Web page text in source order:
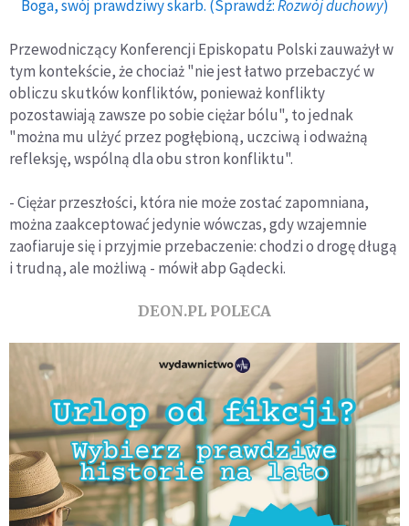
Boga, swój prawdziwy skarb. (Sprawdź:Rozwój duchowy)
Przewodniczący Konferencji Episkopatu Polski zauważył w
tym kontekście, że chociaż "nie jest łatwo przebaczyć w
obliczu skutków konfliktów, ponieważ konflikty
pozostawiają zawsze po sobie ciężar bólu", to jednak
"można mu ulżyć przez pogłębioną, uczciwą i odważną
refleksję, wspólną dla obu stron konfliktu".
- Ciężar przeszłości, która nie może zostać zapomniana,
można zaakceptować jedynie wówczas, gdy wzajemnie
zaofiaruje się i przyjmie przebaczenie: chodzi o drogę długą
i trudną, ale możliwą - mówił abp Gądecki.
DEON.PL POLECA